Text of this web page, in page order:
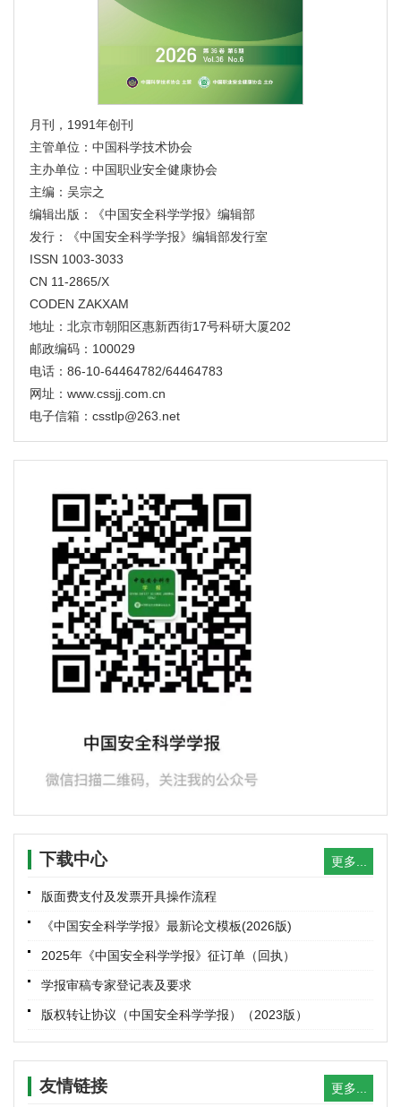
2026, 36(6): 62-72. doi:
3033.2026.05.1005
低温下焦煤瓦斯吸附与扩散特性分子模拟研究
马宏宇, 王龙, 万文, 肖尧, 胡龙生, 赵鹏涛
2026, 36(6): 73-81. doi:10.16265/j.cnki.issn1003-
3033.2026.06.1023
摘要(80)
数据和表|参考文献
考虑驾驶人感知特性的城市隧道合流区综合风险场模
型
尚婷, 徐钰婷, 刘唐志
2026, 36(6): 82-90. doi:
3033.2026.06.0914
摘要(83) HTML(0) PDF(5016KB) (0)
地震水平动态放大效应下三维加筋边坡稳定性研究
张佳华, 韦云俊, 源小梦, 何金
2026, 36(6): 91-101. doi: 10.16265/j.cnki.issn1003-
3033.2026.06.0393
摘要(77 ) HTML( 0) PDF
数据和表| 参考文献|相关文章|计量指标
深部矿山隐伏危险区辨识与支护优化
3033.2026.06.1259
摘要(78) HTML(0) PDF
改进YOLOv9m的矿井外因火灾检测
祁云, 姚瑞, 詹辛慧, 薛凯隆, 井雪艳, 齐庆杰
2026, 36(6): 110-118. doi:10.16265/j.cnki.issn1003-
3033.2026.06.0726
数据和表|参考文献|相关文章|计量指标
基于改进YOLOv11的古建筑场景下可燃危险品检测模
高学鸿, 曹昊轩, 黄国忠, 高深远, 刘瑾洲
2026, 36(6): 119-126. doi:
10.16265/j.cnki.issn1003-
月刊，1991年创刊
主管单位：中国科学技术协会
主办单位：中国职业安全健康协会
主编：吴宗之
编辑出版：《中国安全科学学报》编辑部
发行：《中国安全科学学报》编辑部发行室
ISSN 1003-3033
CN 11-2865/X
CODEN ZAKXAM
地址：北京市朝阳区惠新西街17号科研大厦202
邮政编码：100029
电话：86-10-64464782/64464783
网址：www.cssjj.com.cn
电子信箱：csstlp@263.net
下载中心 更多...
版面费支付及发票开具操作流程
《中国安全科学学报》最新论文模板(2026版)
2025年《中国安全科学学报》征订单（回执）
学报审稿专家登记表及要求
版权转让协议（中国安全科学学报）（2023版）
友情链接 更多...